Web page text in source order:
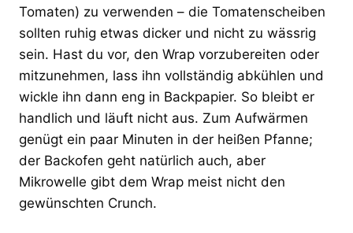
Tomaten) zu verwenden – die Tomatenscheiben
sollten ruhig etwas dicker und nicht zu wässrig
sein. Hast du vor, den Wrap vorzubereiten oder
mitzunehmen, lass ihn vollständig abkühlen und
wickle ihn dann eng in Backpapier. So bleibt er
handlich und läuft nicht aus. Zum Aufwärmen
genügt ein paar Minuten in der heißen Pfanne;
der Backofen geht natürlich auch, aber
Mikrowelle gibt dem Wrap meist nicht den
gewünschten Crunch.